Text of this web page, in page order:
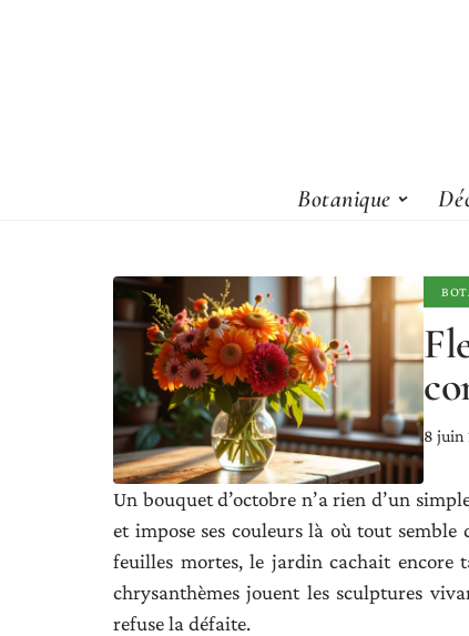
Botanique
8 juin
Un bouquet d’octobre n’a rien d’un
et impose ses couleurs là où tout
feuilles mortes, le jardin cachait encore
chrysanthèmes jouent les sculptures
refuse la défaite.